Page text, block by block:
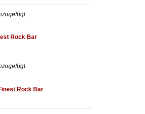
Rock Bar
Rock Bar